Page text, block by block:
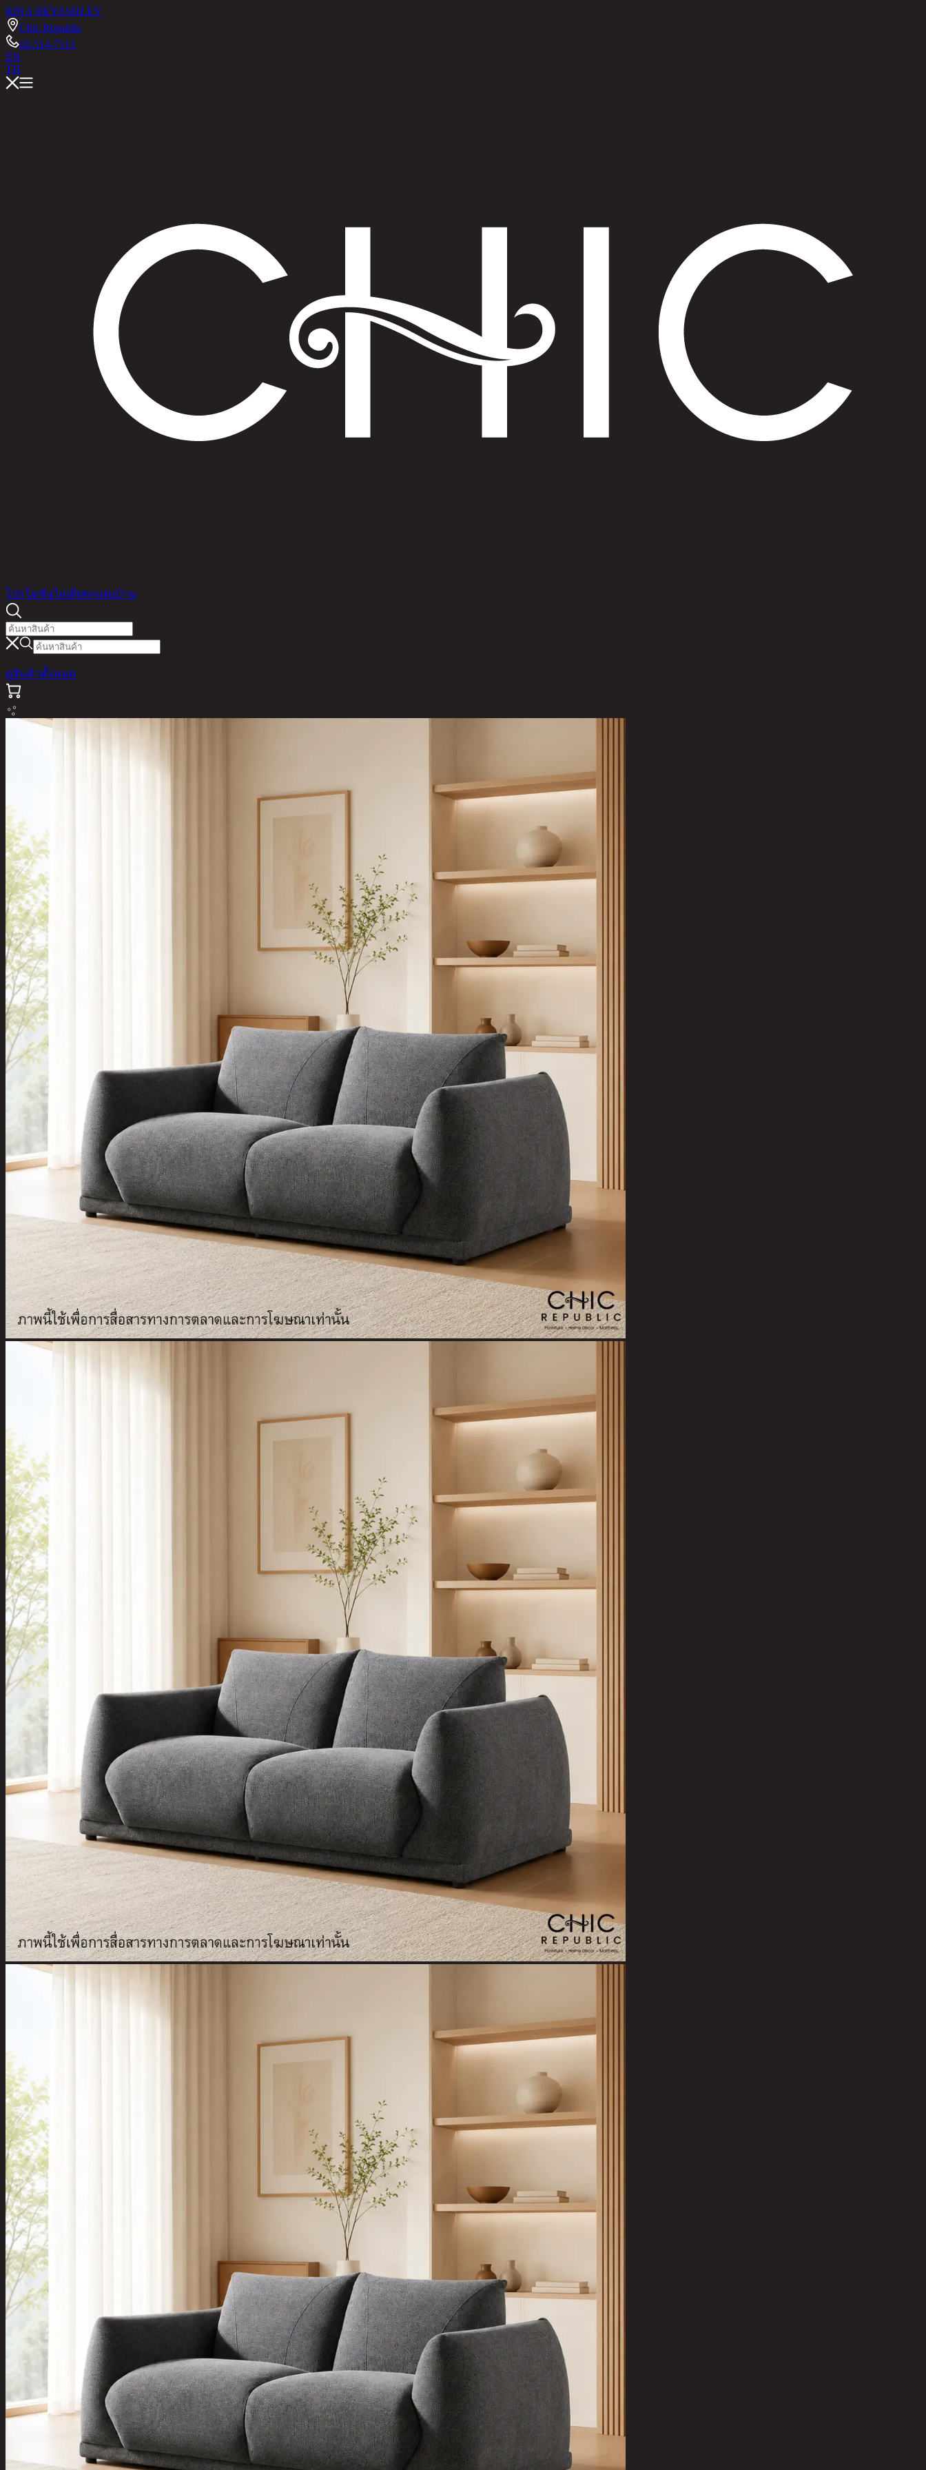
RINA HEYASHLEY
Chic Republic
02-514-7111
EN
TH
โปรโมชันไอเดียตกแต่งบ้าน
ดูสินค้าทั้งหมด